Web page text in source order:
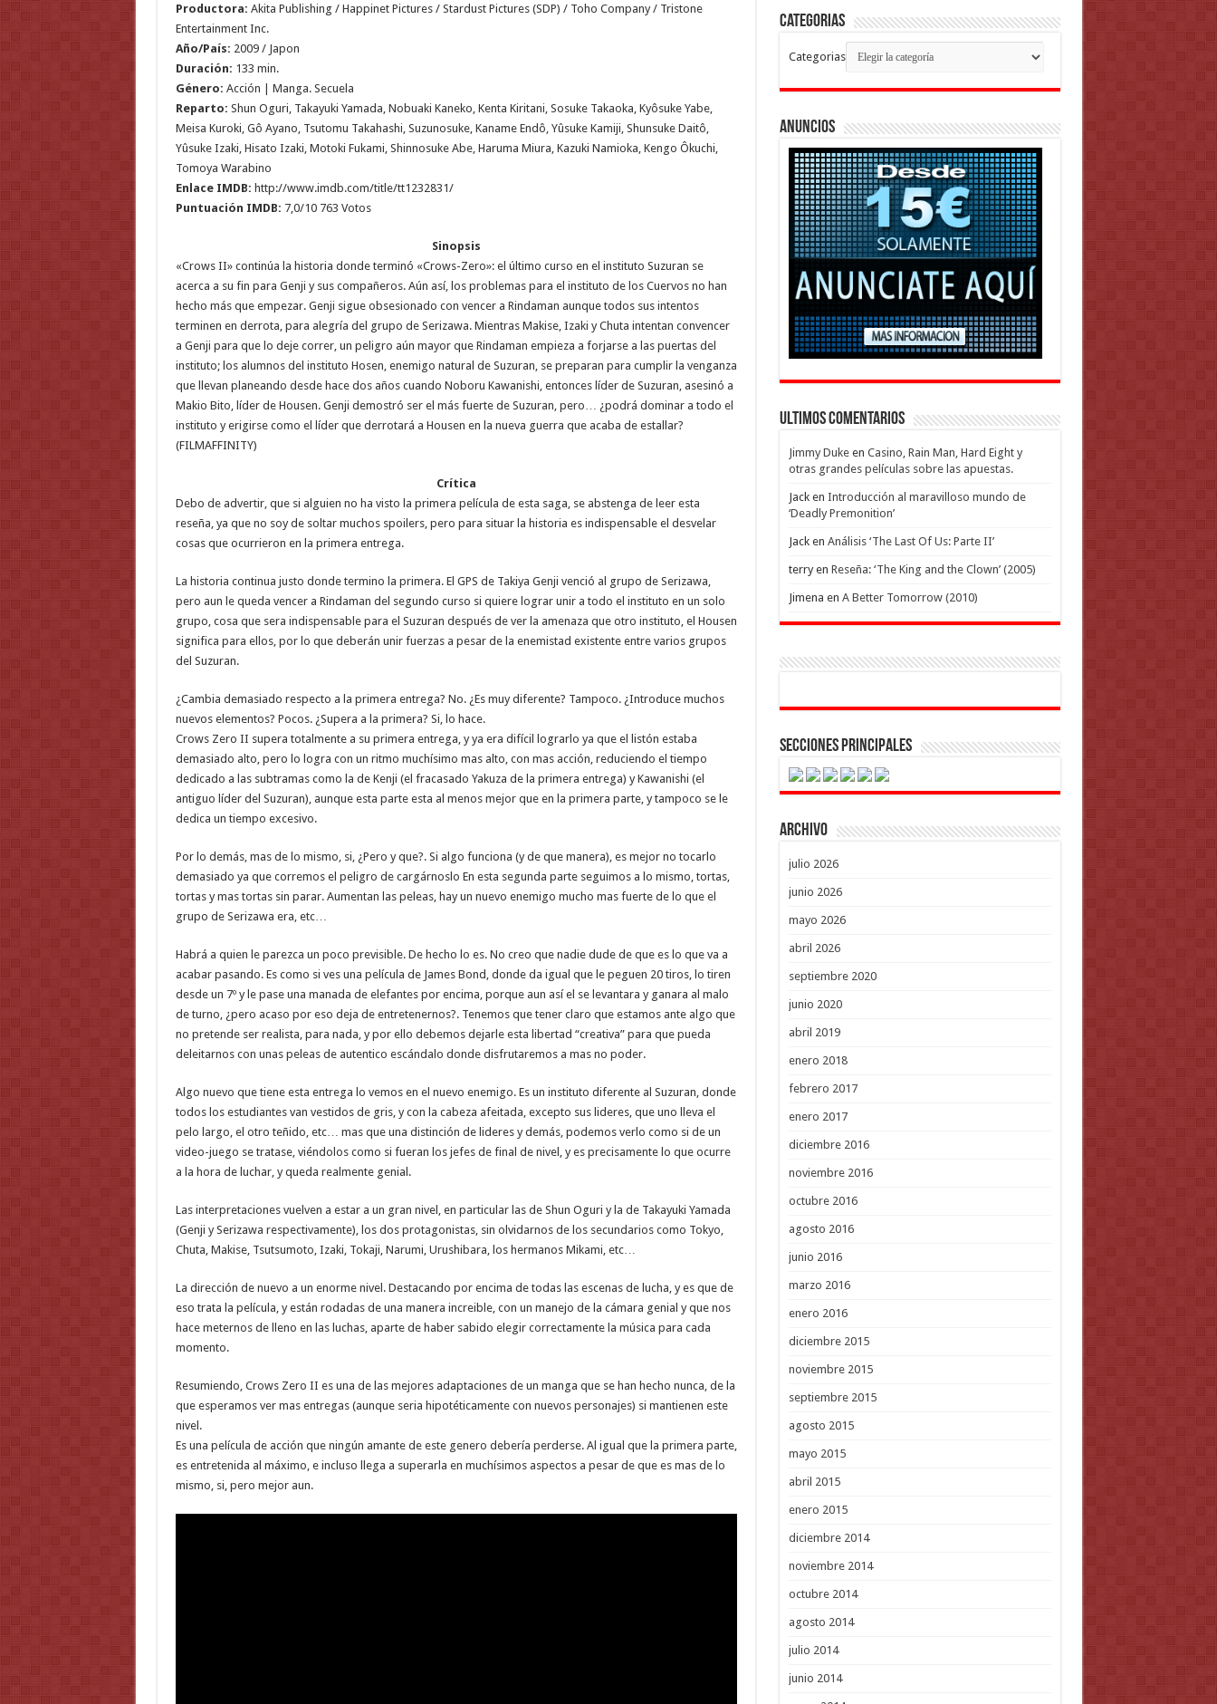
Productora: Akita Publishing / Happinet Pictures / Stardust Pictures (SDP) / Toho Company / Tristone
Entertainment Inc.
Año/País: 2009 / Japon
Duración: 133 min.
Género: Acción | Manga. Secuela
Reparto: Shun Oguri, Takayuki Yamada, Nobuaki Kaneko, Kenta Kiritani, Sosuke Takaoka, Kyôsuke Yabe,
Meisa Kuroki, Gô Ayano, Tsutomu Takahashi, Suzunosuke, Kaname Endô, Yûsuke Kamiji, Shunsuke Daitô,
Yûsuke Izaki, Hisato Izaki, Motoki Fukami, Shinnosuke Abe, Haruma Miura, Kazuki Namioka, Kengo Ôkuchi,
Tomoya Warabino
Enlace IMDB: http://www.imdb.com/title/tt1232831/
Puntuación IMDB: 7,0/10 763 Votos
Sinopsis
«Crows II» continúa la historia donde terminó «Crows-Zero»: el último curso en el instituto Suzuran se
acerca a su fin para Genji y sus compañeros. Aún así, los problemas para el instituto de los Cuervos no han
hecho más que empezar. Genji sigue obsesionado con vencer a Rindaman aunque todos sus intentos
terminen en derrota, para alegría del grupo de Serizawa. Mientras Makise, Izaki y Chuta intentan convencer
a Genji para que lo deje correr, un peligro aún mayor que Rindaman empieza a forjarse a las puertas del
instituto; los alumnos del instituto Hosen, enemigo natural de Suzuran, se preparan para cumplir la venganza
que llevan planeando desde hace dos años cuando Noboru Kawanishi, entonces líder de Suzuran, asesinó a
Makio Bito, líder de Housen. Genji demostró ser el más fuerte de Suzuran, pero… ¿podrá dominar a todo el
instituto y erigirse como el líder que derrotará a Housen en la nueva guerra que acaba de estallar?
(FILMAFFINITY)
Crítica
Debo de advertir, que si alguien no ha visto la primera película de esta saga, se abstenga de leer esta
reseña, ya que no soy de soltar muchos spoilers, pero para situar la historia es indispensable el desvelar
cosas que ocurrieron en la primera entrega.
La historia continua justo donde termino la primera. El GPS de Takiya Genji venció al grupo de Serizawa,
pero aun le queda vencer a Rindaman del segundo curso si quiere lograr unir a todo el instituto en un solo
grupo, cosa que sera indispensable para el Suzuran después de ver la amenaza que otro instituto, el Housen
significa para ellos, por lo que deberán unir fuerzas a pesar de la enemistad existente entre varios grupos
del Suzuran.
¿Cambia demasiado respecto a la primera entrega? No. ¿Es muy diferente? Tampoco. ¿Introduce muchos
nuevos elementos? Pocos. ¿Supera a la primera? Si, lo hace.
Crows Zero II supera totalmente a su primera entrega, y ya era difícil lograrlo ya que el listón estaba
demasiado alto, pero lo logra con un ritmo muchísimo mas alto, con mas acción, reduciendo el tiempo
dedicado a las subtramas como la de Kenji (el fracasado Yakuza de la primera entrega) y Kawanishi (el
antiguo líder del Suzuran), aunque esta parte esta al menos mejor que en la primera parte, y tampoco se le
dedica un tiempo excesivo.
Por lo demás, mas de lo mismo, si, ¿Pero y que?. Si algo funciona (y de que manera), es mejor no tocarlo
demasiado ya que corremos el peligro de cargárnoslo En esta segunda parte seguimos a lo mismo, tortas,
tortas y mas tortas sin parar. Aumentan las peleas, hay un nuevo enemigo mucho mas fuerte de lo que el
grupo de Serizawa era, etc…
Habrá a quien le parezca un poco previsible. De hecho lo es. No creo que nadie dude de que es lo que va a
acabar pasando. Es como si ves una película de James Bond, donde da igual que le peguen 20 tiros, lo tiren
desde un 7º y le pase una manada de elefantes por encima, porque aun así el se levantara y ganara al malo
de turno, ¿pero acaso por eso deja de entretenernos?. Tenemos que tener claro que estamos ante algo que
no pretende ser realista, para nada, y por ello debemos dejarle esta libertad “creativa” para que pueda
deleitarnos con unas peleas de autentico escándalo donde disfrutaremos a mas no poder.
Algo nuevo que tiene esta entrega lo vemos en el nuevo enemigo. Es un instituto diferente al Suzuran, donde
todos los estudiantes van vestidos de gris, y con la cabeza afeitada, excepto sus lideres, que uno lleva el
pelo largo, el otro teñido, etc… mas que una distinción de lideres y demás, podemos verlo como si de un
video-juego se tratase, viéndolos como si fueran los jefes de final de nivel, y es precisamente lo que ocurre
a la hora de luchar, y queda realmente genial.
Las interpretaciones vuelven a estar a un gran nivel, en particular las de Shun Oguri y la de Takayuki Yamada
(Genji y Serizawa respectivamente), los dos protagonistas, sin olvidarnos de los secundarios como Tokyo,
Chuta, Makise, Tsutsumoto, Izaki, Tokaji, Narumi, Urushibara, los hermanos Mikami, etc…
La dirección de nuevo a un enorme nivel. Destacando por encima de todas las escenas de lucha, y es que de
eso trata la película, y están rodadas de una manera increible, con un manejo de la cámara genial y que nos
hace meternos de lleno en las luchas, aparte de haber sabido elegir correctamente la música para cada
momento.
Resumiendo, Crows Zero II es una de las mejores adaptaciones de un manga que se han hecho nunca, de la
que esperamos ver mas entregas (aunque seria hipotéticamente con nuevos personajes) si mantienen este
nivel.
Es una película de acción que ningún amante de este genero debería perderse. Al igual que la primera parte,
es entretenida al máximo, e incluso llega a superarla en muchísimos aspectos a pesar de que es mas de lo
mismo, si, pero mejor aun.
Categorias
Categorias
Anuncios
Ultimos Comentarios
Jimmy Dukeen Casino, Rain Man, Hard Eight y
otras grandes películas sobre las apuestas.
Jacken Introducción al maravilloso mundo de
‘Deadly Premonition’
Jacken Análisis ‘The Last Of Us: Parte II’
terryen Reseña: ‘The King and the Clown’ (2005)
Jimena en A Better Tomorrow (2010)
Secciones Principales
Archivo
julio 2026
junio 2026
mayo 2026
abril 2026
septiembre 2020
junio 2020
abril 2019
enero 2018
febrero 2017
enero 2017
diciembre 2016
noviembre 2016
octubre 2016
agosto 2016
junio 2016
marzo 2016
enero 2016
diciembre 2015
noviembre 2015
septiembre 2015
agosto 2015
mayo 2015
abril 2015
enero 2015
diciembre 2014
noviembre 2014
octubre 2014
agosto 2014
julio 2014
junio 2014